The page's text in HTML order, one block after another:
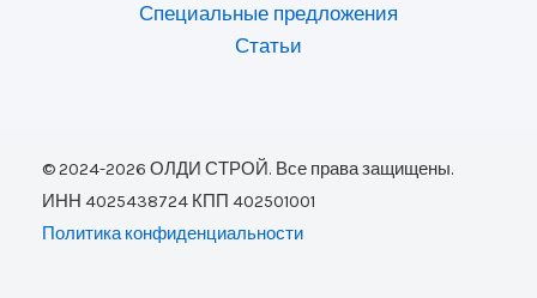
Специальные предложения
Статьи
© 2024-2026 ОЛДИ СТРОЙ. Все права защищены.
ИНН 4025438724 КПП 402501001
Политика конфиденциальности